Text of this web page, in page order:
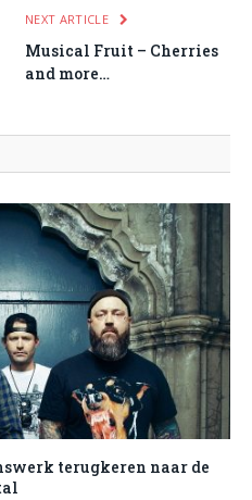
NEXT ARTICLE
Musical Fruit – Cherries
and more…
terugkeren naar de